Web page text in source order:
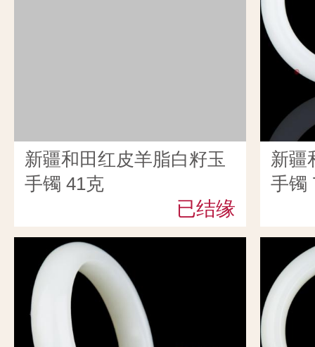
新疆和田红皮羊脂白籽玉
手镯 41克
已结缘
新疆
手镯